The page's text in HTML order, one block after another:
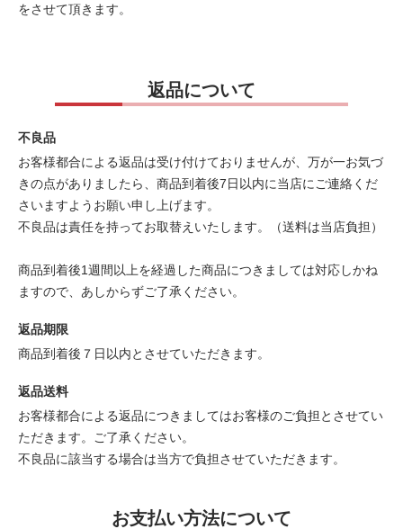
をさせて頂きます。
返品について
不良品
お客様都合による返品は受け付けておりませんが、万が一お気づ
きの点がありましたら、商品到着後7日以内に当店にご連絡くだ
さいますようお願い申し上げます。
不良品は責任を持ってお取替えいたします。（送料は当店負担）
商品到着後1週間以上を経過した商品につきましては対応しかね
ますので、あしからずご了承ください。
返品期限
商品到着後７日以内とさせていただきます。
返品送料
お客様都合による返品につきましてはお客様のご負担とさせてい
ただきます。ご了承ください。
不良品に該当する場合は当方で負担させていただきます。
お支払い方法について